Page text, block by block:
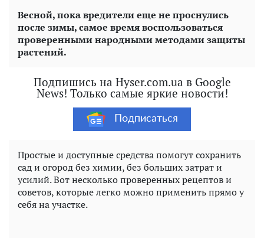
Весной, пока вредители еще не проснулись
после зимы, самое время воспользоваться
проверенными народными методами защиты
растений.
Подпишись на Hyser.com.ua в Google
News! Только самые яркие новости!
Подписаться
Простые и доступные средства помогут сохранить
сад и огород без химии, без больших затрат и
усилий. Вот несколько проверенных рецептов и
советов, которые легко можно применить прямо у
себя на участке.